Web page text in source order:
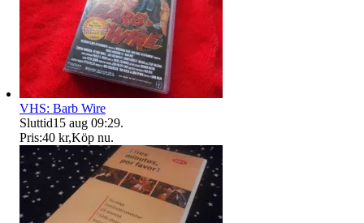
VHS: Barb Wire
Sluttid15 aug 09:29.
Pris:40 kr,Köp nu.